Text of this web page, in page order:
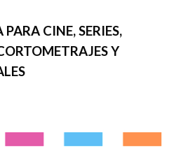
CINE, SERIES,
Y